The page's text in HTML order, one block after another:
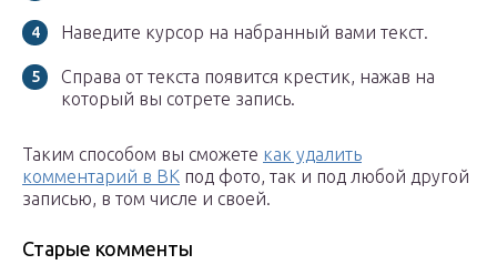
Наведите курсор на набранный вами текст.
Справа от текста появится крестик, нажав на
который вы сотрете запись.
Таким способом вы сможете как удалить
комментарий в ВК под фото, так и под любой другой
записью, в том числе и своей.
Старые комменты